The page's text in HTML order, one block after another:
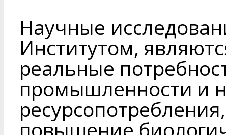
Научные
Институтом,
реальные
промышленности и